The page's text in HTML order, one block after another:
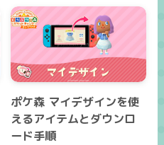
ポケ森 マイデザインを使
えるアイテムとダウンロ
ード手順